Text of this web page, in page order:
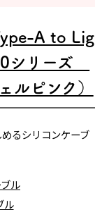
A to Lig
シリーズ
ルピンク）
るシリコンケーブ
ル
ル